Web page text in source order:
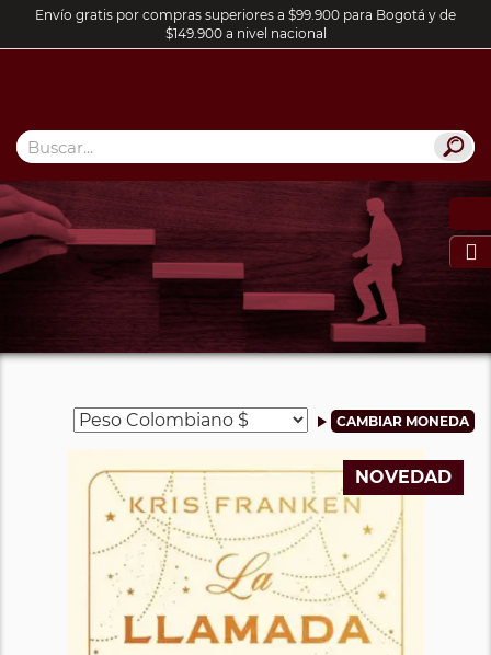
Envío gratis por compras superiores a $99.900 para Bogotá y de
$149.900 a nivel nacional

NOVEDAD